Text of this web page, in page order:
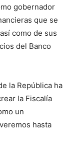
gobernador
que se
como de sus
del Banco
la República ha
la Fiscalía
un
hasta